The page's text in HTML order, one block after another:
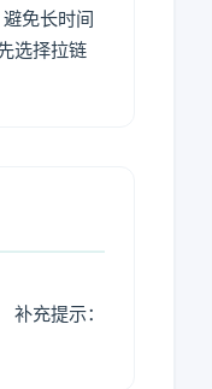
免长时间
选择拉链
充提示：